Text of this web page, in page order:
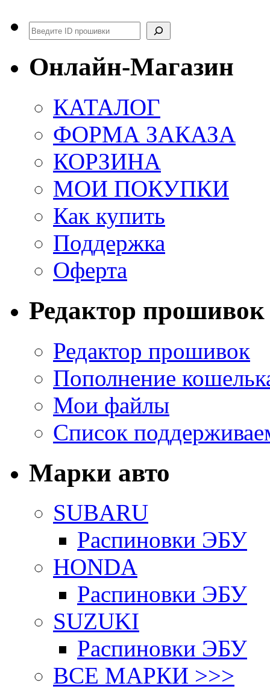
Поиск
Онлайн-Магазин
КАТАЛОГ
ФОРМА ЗАКАЗА
КОРЗИНА
МОИ ПОКУПКИ
Как купить
Поддержка
Оферта
Редактор прошивок
Редактор прошивок
Пополнение
Мои файлы
Список
Марки авто
SUBARU
Распиновки ЭБУ
HONDA
Распиновки ЭБУ
SUZUKI
Распиновки ЭБУ
ВСЕ МАРКИ >>>